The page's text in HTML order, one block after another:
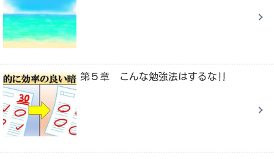
第５章 こんな勉強法はするな‼